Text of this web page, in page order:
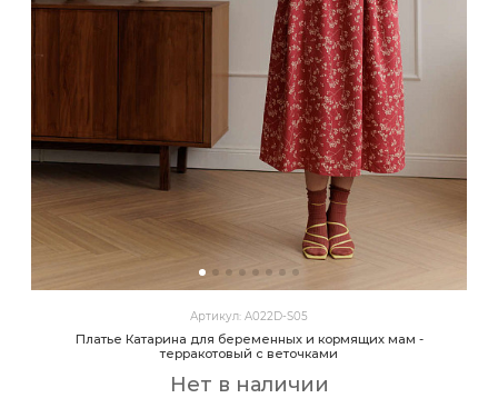
Артикул: A022D-S05
Платье Катарина для беременных и кормящих мам -
терракотовый с веточками
Нет в наличии